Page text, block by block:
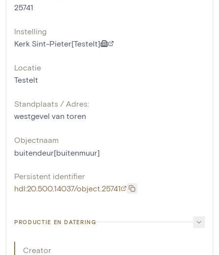
25741
Instelling
Kerk Sint-Pieter[Testelt]
Locatie
Testelt
Standplaats / Adres:
westgevel van toren
Objectnaam
buitendeur[buitenmuur]
Persistent identifier
hdl:20.500.14037/object.25741
PRODUCTIE EN DATERING
Creator